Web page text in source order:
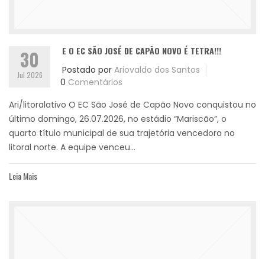
30
Jul 2026
E O EC SÃO JOSÉ DE CAPÃO NOVO É TETRA!!!
Postado por Ariovaldo dos Santos
0 Comentários
Ari/litoralativo O EC São José de Capão Novo conquistou no
último domingo, 26.07.2026, no estádio “Mariscão”, o
quarto título municipal de sua trajetória vencedora no
litoral norte. A equipe venceu...
Leia Mais